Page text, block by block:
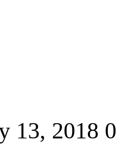
13, 2018